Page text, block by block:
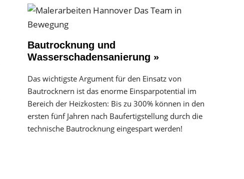
Bautrocknung und
Wasserschadensanierung »
Das wichtigste Argument für den Einsatz von
Bautrocknern ist das enorme Einsparpotential im
Bereich der Heizkosten: Bis zu 300% können in den
ersten fünf Jahren nach Baufertigstellung durch die
technische Bautrocknung eingespart werden!